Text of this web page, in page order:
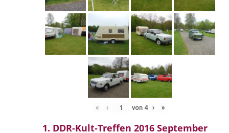
« ‹ von 4 › »
1. DDR-Kult-Treffen 2016 September